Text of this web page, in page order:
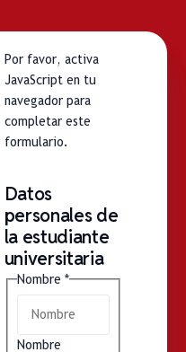
Por favor, activa
JavaScript en tu
navegador para
completar este
formulario.
Datos
personales de
la estudiante
universitaria
Nombre *
Nombre